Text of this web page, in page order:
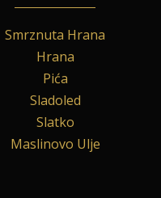
Smrznuta Hrana
Hrana
Pića
Sladoled
Slatko
Maslinovo Ulje